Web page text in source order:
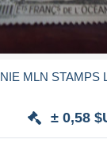
± 0,58